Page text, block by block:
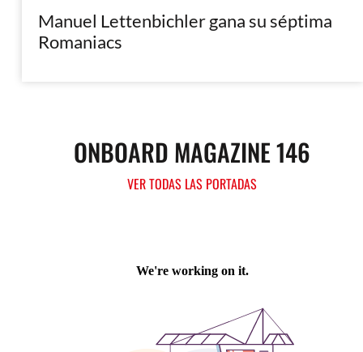
Manuel Lettenbichler gana su séptima
Romaniacs
ONBOARD MAGAZINE 146
VER TODAS LAS PORTADAS